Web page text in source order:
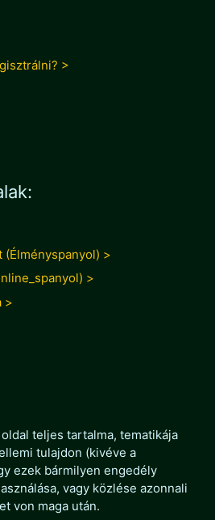
>
>
>
>
teljes tartalma, tematikája
tulajdon (kivéve a
ezek bármilyen engedély
vagy közlése azonnali
von maga után.